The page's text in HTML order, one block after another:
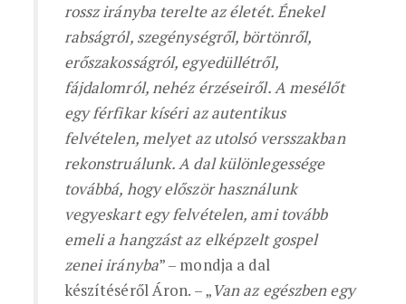
rossz irányba terelte az életét. Énekel
rabságról, szegénységről, börtönről,
erőszakosságról, egyedüllétről,
fájdalomról, nehéz érzéseiről. A mesélőt
egy férfikar kíséri az autentikus
felvételen, melyet az utolsó versszakban
rekonstruálunk. A dal különlegessége
továbbá, hogy először használunk
vegyeskart egy felvételen, ami tovább
emeli a hangzást az elképzelt gospel
zenei irányba” – mondja a dal
készítéséről Áron. – „Van az egészben egy